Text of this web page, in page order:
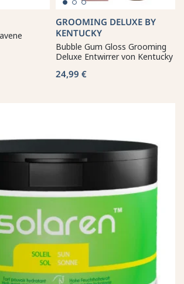
GROOMING DELUXE BY
KENTUCKY
Bubble Gum Gloss Grooming
Deluxe Entwirrer von Kentucky
24,99 €